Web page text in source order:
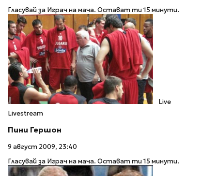
Гласувай за Играч на мача. Остават ти 15 минути.
Live
Livestream
Пини Гершон
9 август 2009, 23:40
Гласувай за Играч на мача. Остават ти 15 минути.